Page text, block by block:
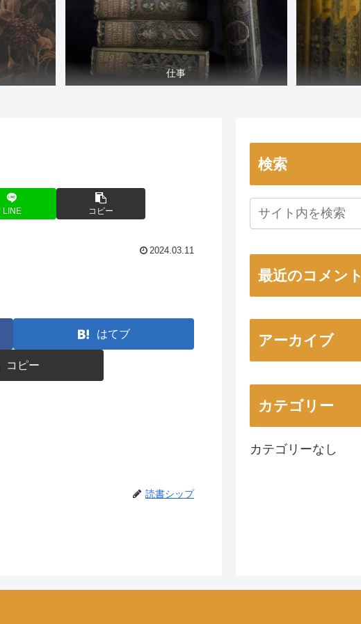
仕事
LINE コピー
2024.03.11
はてブ
コピー
読書シップ
検索
最近のコメント
アーカイブ
カテゴリー
カテゴリーなし